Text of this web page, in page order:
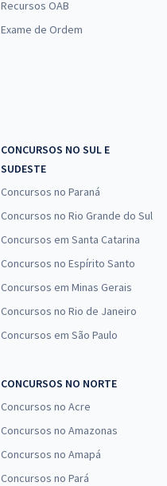
Recursos OAB
Exame de Ordem
CONCURSOS NO SUL E
SUDESTE
Concursos no Paraná
Concursos no Rio Grande do Sul
Concursos em Santa Catarina
Concursos no Espírito Santo
Concursos em Minas Gerais
Concursos no Rio de Janeiro
Concursos em São Paulo
CONCURSOS NO NORTE
Concursos no Acre
Concursos no Amazonas
Concursos no Amapá
Concursos no Pará